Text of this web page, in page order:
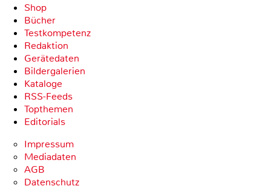
Shop
Bücher
Testkompetenz
Redaktion
Gerätedaten
Bildergalerien
Kataloge
RSS-Feeds
Topthemen
Editorials
Impressum
Mediadaten
AGB
Datenschutz